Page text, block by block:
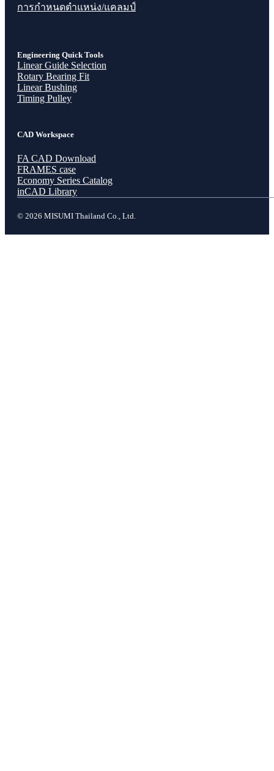
การกำหนดตำแหน่ง/แคลมป์
Engineering Quick Tools
Linear Guide Selection
Rotary Bearing Fit
Linear Bushing
Timing Pulley
CAD Workspace
FA CAD Download
FRAMES case
Economy Series Catalog
inCAD Library
© 2026 MISUMI Thailand Co., Ltd.